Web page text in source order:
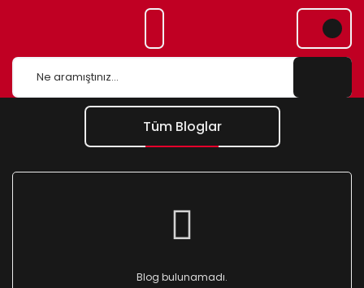
Tüm Bloglar
Blog bulunamadı.